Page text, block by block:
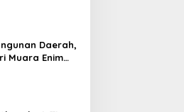
Daerah,
Muara Enim